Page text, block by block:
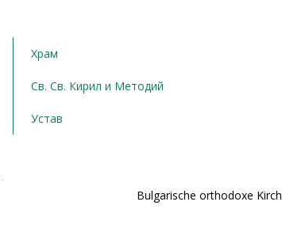
Храм
Св. Св. Кирил и Методий
Устав
Bulgarische orthodoxe